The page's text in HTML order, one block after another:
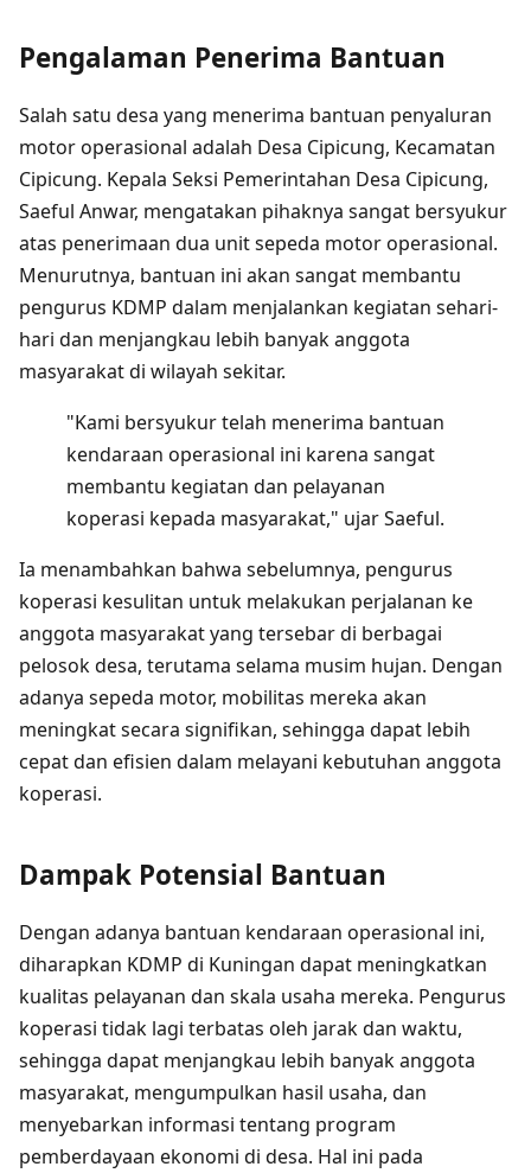
Pengalaman Penerima Bantuan
Salah satu desa yang menerima bantuan penyaluran
motor operasional adalah Desa Cipicung, Kecamatan
Cipicung. Kepala Seksi Pemerintahan Desa Cipicung,
Saeful Anwar, mengatakan pihaknya sangat bersyukur
atas penerimaan dua unit sepeda motor operasional.
Menurutnya, bantuan ini akan sangat membantu
pengurus KDMP dalam menjalankan kegiatan sehari-
hari dan menjangkau lebih banyak anggota
masyarakat di wilayah sekitar.
"Kami bersyukur telah menerima bantuan
kendaraan operasional ini karena sangat
membantu kegiatan dan pelayanan
koperasi kepada masyarakat," ujar Saeful.
Ia menambahkan bahwa sebelumnya, pengurus
koperasi kesulitan untuk melakukan perjalanan ke
anggota masyarakat yang tersebar di berbagai
pelosok desa, terutama selama musim hujan. Dengan
adanya sepeda motor, mobilitas mereka akan
meningkat secara signifikan, sehingga dapat lebih
cepat dan efisien dalam melayani kebutuhan anggota
koperasi.
Dampak Potensial Bantuan
Dengan adanya bantuan kendaraan operasional ini,
diharapkan KDMP di Kuningan dapat meningkatkan
kualitas pelayanan dan skala usaha mereka. Pengurus
koperasi tidak lagi terbatas oleh jarak dan waktu,
sehingga dapat menjangkau lebih banyak anggota
masyarakat, mengumpulkan hasil usaha, dan
menyebarkan informasi tentang program
pemberdayaan ekonomi di desa. Hal ini pada